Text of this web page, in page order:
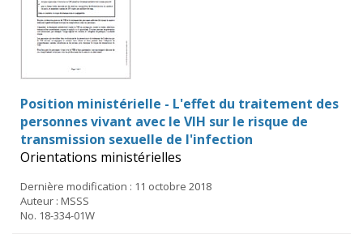
Position ministérielle - L'effet du traitement des
personnes vivant avec le VIH sur le risque de
transmission sexuelle de l'infection
Orientations ministérielles
Dernière modification : 11 octobre 2018
Auteur : MSSS
No. 18-334-01W